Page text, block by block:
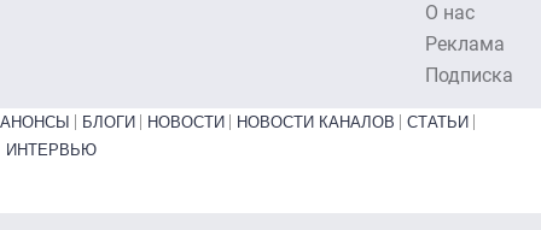
О нас
Реклама
Подписка
Primary links bottom
АНОНСЫ БЛОГИ НОВОСТИ НОВОСТИ КАНАЛОВ
СТАТЬИ
ИНТЕРВЬЮ